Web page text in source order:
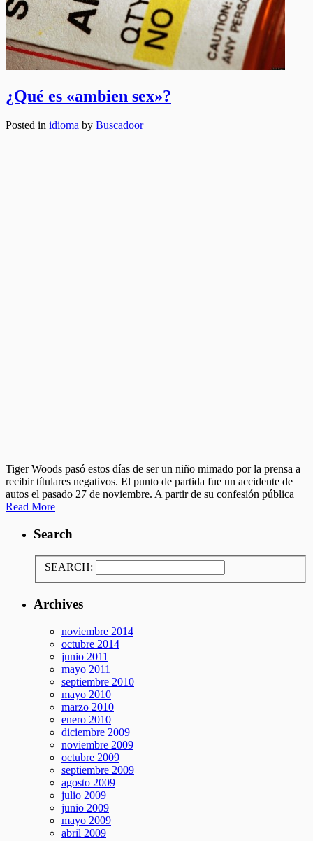
¿Qué es «ambien sex»?
Posted in idioma by Buscadoor
Tiger Woods pasó estos días de ser un niño mimado por la prensa a
recibir títulares negativos. El punto de partida fue un accidente de
autos el pasado 27 de noviembre. A partir de su confesión pública
Read More
Search
SEARCH:
Archives
noviembre 2014
octubre 2014
junio 2011
mayo 2011
septiembre 2010
mayo 2010
marzo 2010
enero 2010
diciembre 2009
noviembre 2009
octubre 2009
septiembre 2009
agosto 2009
julio 2009
junio 2009
mayo 2009
abril 2009